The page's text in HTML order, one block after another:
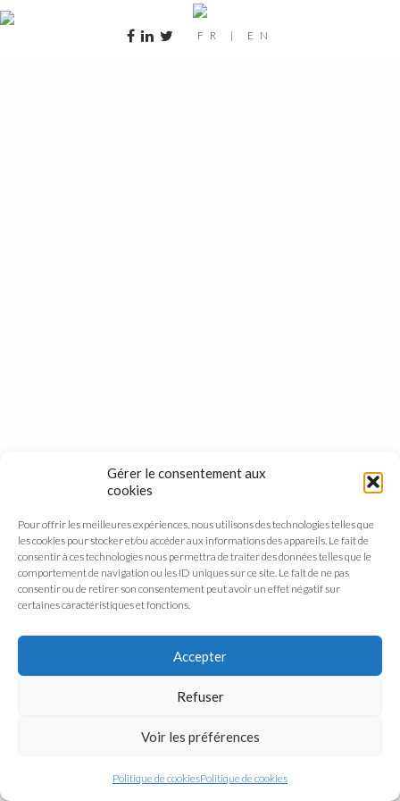
Gérer le consentement aux
cookies
Pour offrir les meilleures expériences, nous utilisons des technologies telles que
les cookies pour stocker et/ou accéder aux informations des appareils. Le fait de
consentir à ces technologies nous permettra de traiter des données telles que le
comportement de navigation ou les ID uniques sur ce site. Le fait de ne pas
consentir ou de retirer son consentement peut avoir un effet négatif sur
certaines caractéristiques et fonctions.
Accepter
Refuser
Voir les préférences
Politique de cookiesPolitique de cookies
FR | EN